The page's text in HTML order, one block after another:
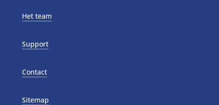
Het team
Support
Contact
Sitemap